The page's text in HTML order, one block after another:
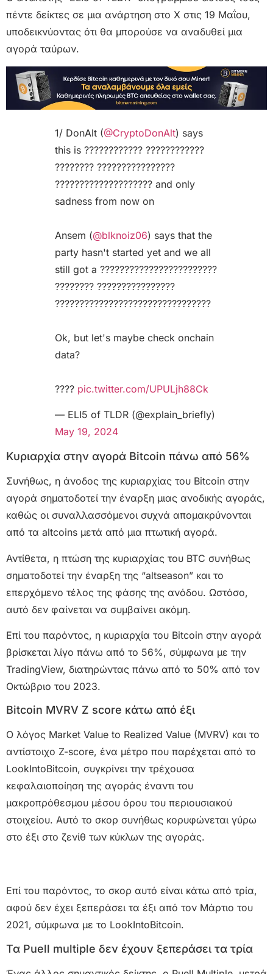
πέντε δείκτες σε μια ανάρτηση στο X στις 19 Μαΐου,
υποδεικνύοντας ότι θα μπορούσε να αναδυθεί μια
αγορά ταύρων.
1/ DonAlt (@CryptoDonAlt) says
this is ???????????? ????????????
???????? ????????????????
???????????????????? and only
sadness from now on
Ansem (@blknoiz06) says that the
party hasn't started yet and we all
still got a ????????????????????????
???????? ????????????????
????????????????????????????????
Ok, but let's maybe check onchain
data?
???? pic.twitter.com/UPULjh88Ck
— ELI5 of TLDR (@explain_briefly)
May 19, 2024
Κυριαρχία στην αγορά Bitcoin πάνω από 56%
Συνήθως, η άνοδος της κυριαρχίας του Bitcoin στην
αγορά σηματοδοτεί την έναρξη μιας ανοδικής αγοράς,
καθώς οι συναλλασσόμενοι συχνά απομακρύνονται
από τα altcoins μετά από μια πτωτική αγορά.
Αντίθετα, η πτώση της κυριαρχίας του BTC συνήθως
σηματοδοτεί την έναρξη της “altseason” και το
επερχόμενο τέλος της φάσης της ανόδου. Ωστόσο,
αυτό δεν φαίνεται να συμβαίνει ακόμη.
Επί του παρόντος, η κυριαρχία του Bitcoin στην αγορά
βρίσκεται λίγο πάνω από το 56%, σύμφωνα με την
TradingView, διατηρώντας πάνω από το 50% από τον
Οκτώβριο του 2023.
Bitcoin MVRV Z score κάτω από έξι
Ο λόγος Market Value to Realized Value (MVRV) και το
αντίστοιχο Z-score, ένα μέτρο που παρέχεται από το
LookIntoBitcoin, συγκρίνει την τρέχουσα
κεφαλαιοποίηση της αγοράς έναντι του
μακροπρόθεσμου μέσου όρου του περιουσιακού
στοιχείου. Αυτό το σκορ συνήθως κορυφώνεται γύρω
στο έξι στο ζενίθ των κύκλων της αγοράς.
Επί του παρόντος, το σκορ αυτό είναι κάτω από τρία,
αφού δεν έχει ξεπεράσει τα έξι από τον Μάρτιο του
2021, σύμφωνα με το LookIntoBitcoin.
Τα Puell multiple δεν έχουν ξεπεράσει τα τρία